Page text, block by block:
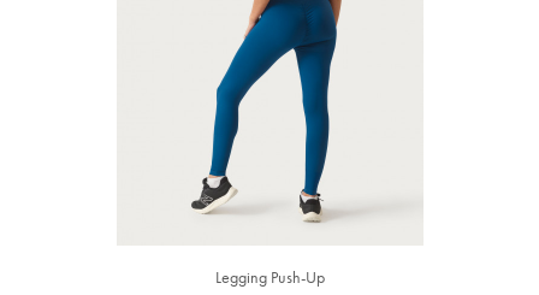
Legging Push-Up